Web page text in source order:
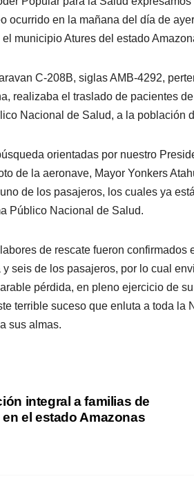
ocurrido en la mañana del día de
municipio Atures del estado
C-208B, siglas AMB-4292,
realizaba el traslado de pacientes
Nacional de Salud, a la población
orientadas por nuestro
de la aeronave, Mayor Yonkers
de los pasajeros, los cuales ya
Público Nacional de Salud.
de rescate fueron
y seis de los pasajeros, por lo cual
pérdida, en pleno ejercicio de
terrible suceso que enluta a toda
sus almas.
integral a familias de
el estado Amazonas